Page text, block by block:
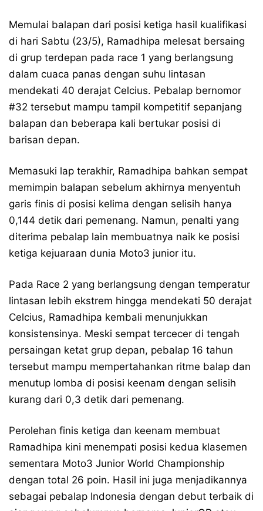
Memulai balapan dari posisi ketiga hasil kualifikasi
di hari Sabtu (23/5), Ramadhipa melesat bersaing
di grup terdepan pada race 1 yang berlangsung
dalam cuaca panas dengan suhu lintasan
mendekati 40 derajat Celcius. Pebalap bernomor
#32 tersebut mampu tampil kompetitif sepanjang
balapan dan beberapa kali bertukar posisi di
barisan depan.
Memasuki lap terakhir, Ramadhipa bahkan sempat
memimpin balapan sebelum akhirnya menyentuh
garis finis di posisi kelima dengan selisih hanya
0,144 detik dari pemenang. Namun, penalti yang
diterima pebalap lain membuatnya naik ke posisi
ketiga kejuaraan dunia Moto3 junior itu.
Pada Race 2 yang berlangsung dengan temperatur
lintasan lebih ekstrem hingga mendekati 50 derajat
Celcius, Ramadhipa kembali menunjukkan
konsistensinya. Meski sempat tercecer di tengah
persaingan ketat grup depan, pebalap 16 tahun
tersebut mampu mempertahankan ritme balap dan
menutup lomba di posisi keenam dengan selisih
kurang dari 0,3 detik dari pemenang.
Perolehan finis ketiga dan keenam membuat
Ramadhipa kini menempati posisi kedua klasemen
sementara Moto3 Junior World Championship
dengan total 26 poin. Hasil ini juga menjadikannya
sebagai pebalap Indonesia dengan debut terbaik di